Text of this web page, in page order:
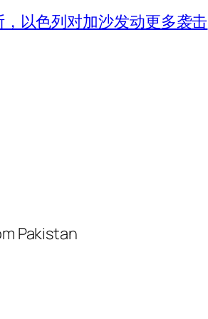
以色列对加沙发动更多袭击
Pakistan